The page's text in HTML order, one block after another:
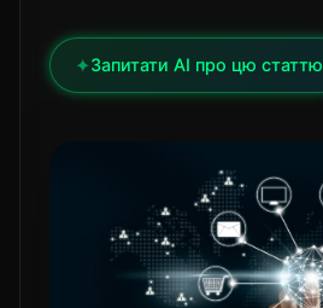
✦Запитати AI про цю статтю